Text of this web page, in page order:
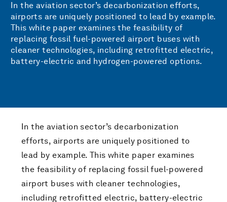
In the aviation sector’s decarbonization efforts,
airports are uniquely positioned to lead by example.
This white paper examines the feasibility of
replacing fossil fuel-powered airport buses with
cleaner technologies, including retrofitted electric,
battery-electric and hydrogen-powered options.
In the aviation sector’s decarbonization
efforts, airports are uniquely positioned to
lead by example. This white paper examines
the feasibility of replacing fossil fuel-powered
airport buses with cleaner technologies,
including retrofitted electric, battery-electric